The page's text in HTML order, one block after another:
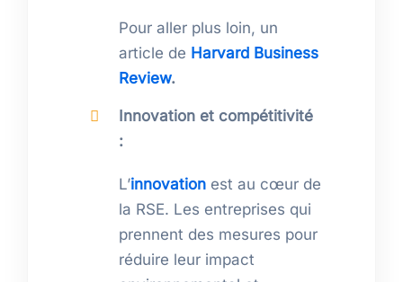
Pour aller plus loin, un
article de Harvard Business
Review.
Innovation et compétitivité
:
L’innovation est au cœur de
la RSE. Les entreprises qui
prennent des mesures pour
réduire leur impact